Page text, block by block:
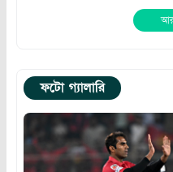
ফটো গ্যালারি